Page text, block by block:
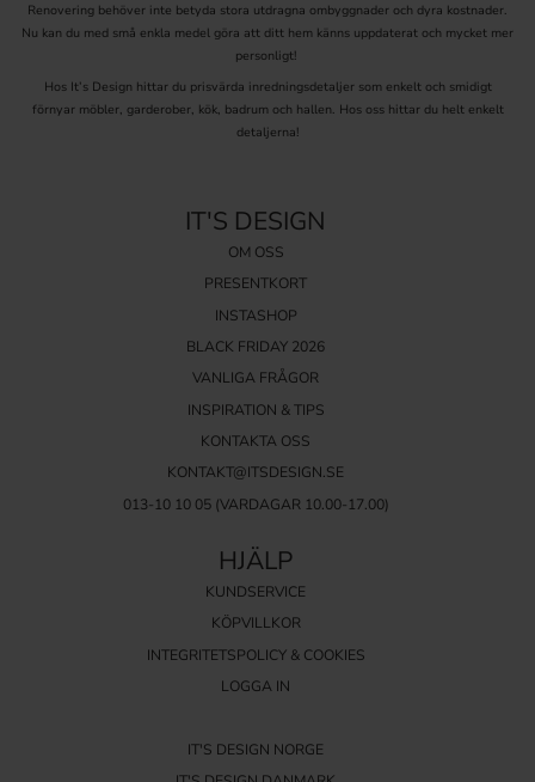
Renovering behöver inte betyda stora utdragna ombyggnader och dyra kostnader.
Nu kan du med små enkla medel göra att ditt hem känns uppdaterat och mycket mer
personligt!
Hos It’s Design hittar du prisvärda inredningsdetaljer som enkelt och smidigt
förnyar möbler, garderober, kök, badrum och hallen. Hos oss hittar du helt enkelt
detaljerna!
IT'S DESIGN
OM OSS
PRESENTKORT
INSTASHOP
BLACK FRIDAY 2026
VANLIGA FRÅGOR
INSPIRATION & TIPS
KONTAKTA OSS
KONTAKT@ITSDESIGN.SE
013-10 10 05(VARDAGAR 10.00-17.00)
HJÄLP
KUNDSERVICE
KÖPVILLKOR
INTEGRITETSPOLICY & COOKIES
LOGGA IN
IT'S DESIGN NORGE